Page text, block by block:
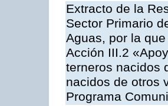
Extracto de la
Sector Primario
Aguas, por la
Acción III.2
terneros nacidos
nacidos de otros
Programa